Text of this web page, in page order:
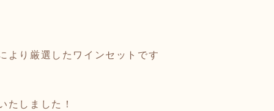
より厳選したワインセットです
たしました！